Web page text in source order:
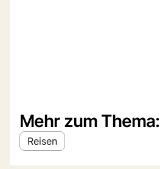
Mehr zum Thema:
Reisen